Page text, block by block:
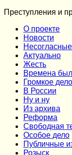
Преступления и
О проекте
Новости
Несогласные
Актуально
Жесть
Времена
Громкое дело
В России
Ну и ну
Из архива
Реформа
Cвободная
Особое дело
Публичные
Розыск